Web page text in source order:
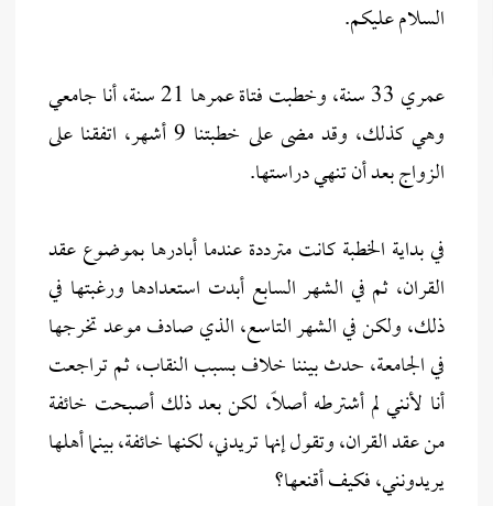
السلام عليكم.
عمري 33 سنة، وخطبت فتاة عمرها 21 سنة، أنا جامعي
وهي كذلك، وقد مضى على خطبتنا 9 أشهر، اتفقنا على
الزواج بعد أن تنهي دراستها.
في بداية الخطبة كانت مترددة عندما أبادرها بموضوع عقد
القران، ثم في الشهر السابع أبدت استعدادها ورغبتها في
ذلك، ولكن في الشهر التاسع، الذي صادف موعد تخرجها
في الجامعة، حدث بيننا خلاف بسبب النقاب، ثم تراجعت
أنا لأنني لم أشترطه أصلًا، لكن بعد ذلك أصبحت خائفة
من عقد القران، وتقول إنها تريدني، لكنها خائفة، بينما أهلها
يريدونني، فكيف أقنعها؟